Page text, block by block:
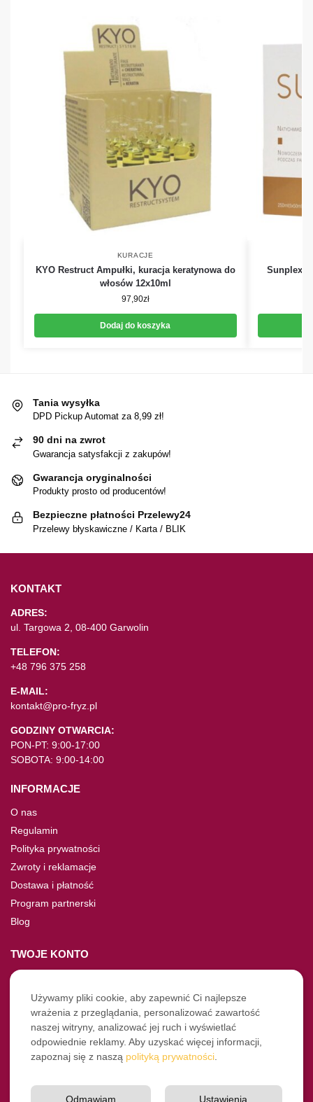
KURACJE
KYO Restruct Ampułki, kuracja keratynowa do
włosów 12x10ml
97,90zł
Dodaj do koszyka
Sunplex
Tania wysyłka
DPD Pickup Automat za 8,99 zł!
90 dni na zwrot
Gwarancja satysfakcji z zakupów!
Gwarancja oryginalności
Produkty prosto od producentów!
Bezpieczne płatności Przelewy24
Przelewy błyskawiczne / Karta / BLIK
KONTAKT
ADRES:
ul. Targowa 2, 08-400 Garwolin
TELEFON:
+48 796 375 258
E-MAIL:
kontakt@pro-fryz.pl
GODZINY OTWARCIA:
PON-PT: 9:00-17:00
SOBOTA: 9:00-14:00
INFORMACJE
O nas
Regulamin
Polityka prywatności
Zwroty i reklamacje
Dostawa i płatność
Program partnerski
Blog
TWOJE KONTO
Moje konto
Nie pamiętasz hasła?
Twoje zamówienia
NASZE SOCIALE
Instagram
Używamy pliki cookie, aby zapewnić Ci najlepsze
wrażenia z przeglądania, personalizować zawartość
naszej witryny, analizować jej ruch i wyświetlać
odpowiednie reklamy. Aby uzyskać więcej informacji,
zapoznaj się z naszą polityką prywatności
Ustawienia
Odmawiam